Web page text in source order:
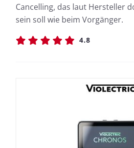
Cancelling, das laut Hersteller
sein soll wie beim Vorgänger.
4.8